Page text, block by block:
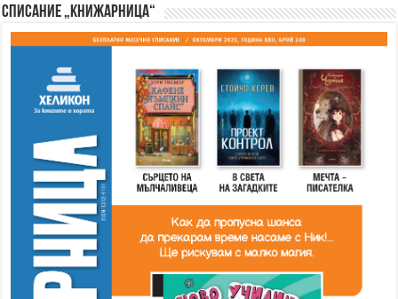
Списание „Книжарница“